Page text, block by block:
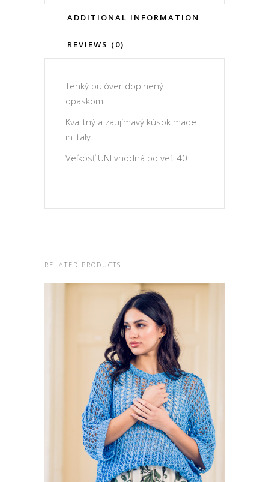
ADDITIONAL INFORMATION
REVIEWS (0)
Tenký pulóver doplnený
opaskom.
Kvalitný a zaujímavý kúsok made
in Italy.
Veľkosť UNI vhodná po veľ. 40
RELATED PRODUCTS